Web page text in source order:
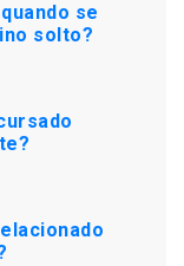
se
solto?